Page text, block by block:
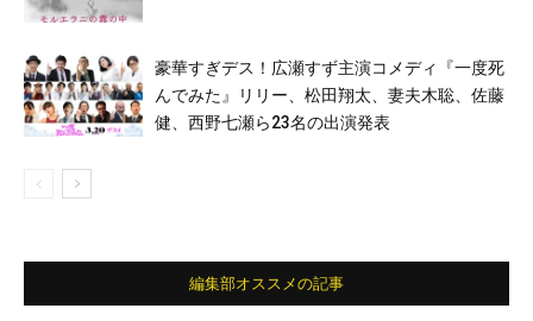
豪華すぎデス！広瀬すず主演コメディ『一度死
んでみた』リリー、松田翔太、妻夫木聡、佐藤
健、西野七瀬ら23名の出演発表
編集部オススメの記事